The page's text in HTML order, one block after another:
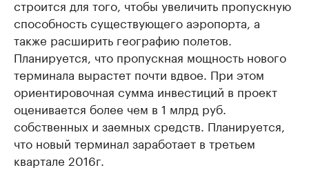
строится для того, чтобы увеличить пропускную
способность существующего аэропорта, а
также расширить географию полетов.
Планируется, что пропускная мощность нового
терминала вырастет почти вдвое. При этом
ориентировочная сумма инвестиций в проект
оценивается более чем в 1 млрд руб.
собственных и заемных средств. Планируется,
что новый терминал заработает в третьем
квартале 2016г.